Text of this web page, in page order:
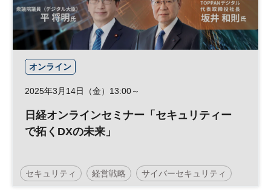
オンライン
2025年3月14日（金）13:00～
日経オンラインセミナー「セキュリティー
で拓くDXの未来」
セキュリティ 経営戦略 サイバーセキュリティ